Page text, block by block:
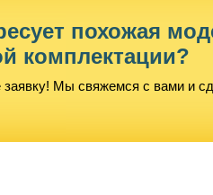
похожая
комплектации?
заявку! Мы свяжемся с вами и